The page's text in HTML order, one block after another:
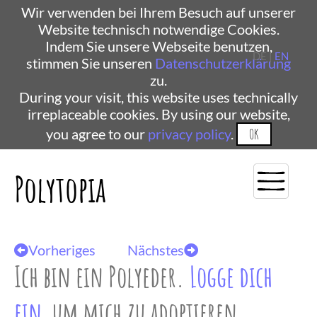
Wir verwenden bei Ihrem Besuch auf unserer
Website technisch notwendige Cookies.
Indem Sie unsere Webseite benutzen,
stimmen Sie unseren Datenschutzerklärung
zu.
During your visit, this website uses technically
irreplaceable cookies. By using our website,
you agree to our privacy policy. OK
Polytopia
DE | EN
Vorheriges Nächstes
Ich bin ein Polyeder. Logge dich